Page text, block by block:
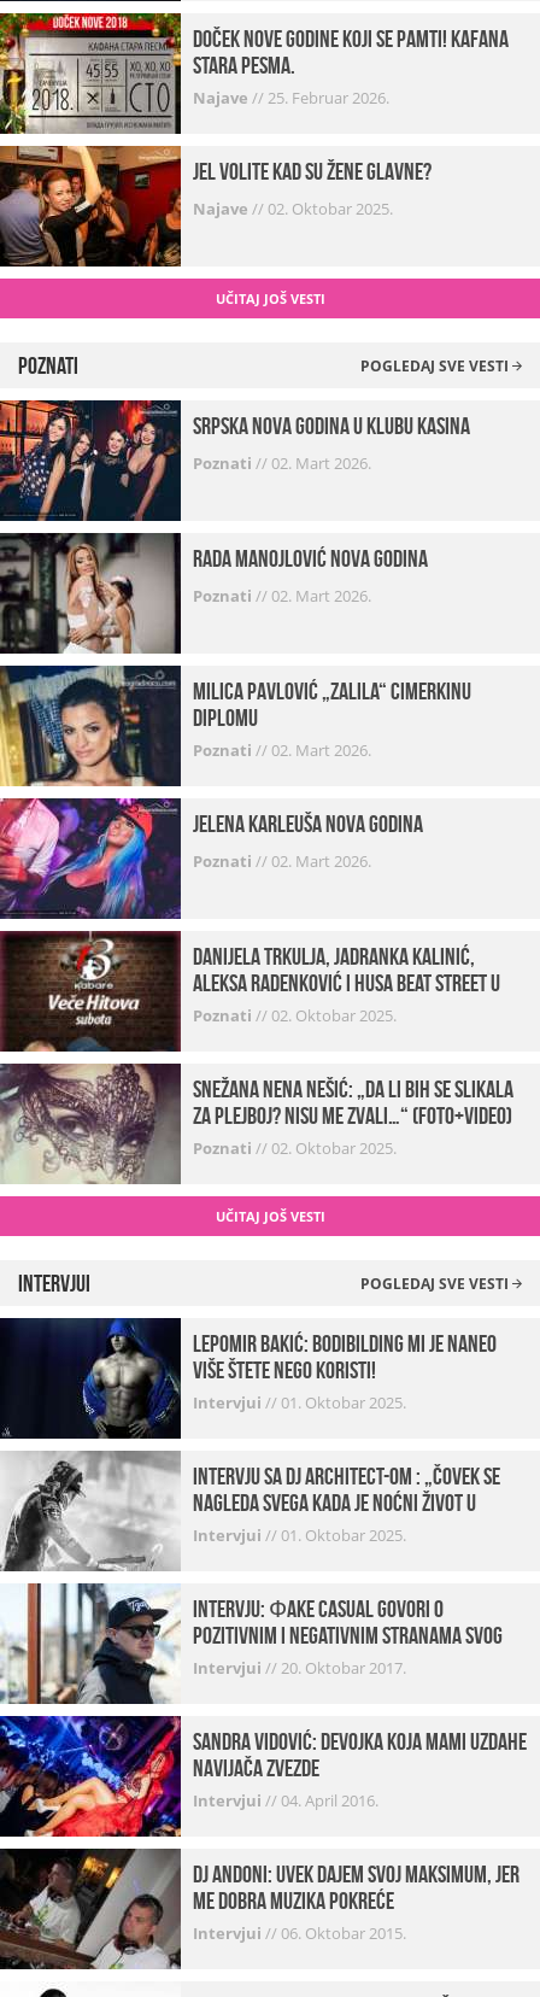
Doček Nove godine koji se pamti! Kafana
Stara pesma.
Najave //25. Februar 2026.
Jel volite kad su žene glavne?
Najave //02. Oktobar 2025.
UČITAJ JOŠ VESTI
Poznati POGLEDAJ SVE VESTI
Srpska Nova godina u klubu Kasina
Poznati //02. Mart 2026.
Rada Manojlović Nova godina
Poznati //02. Mart 2026.
Milica Pavlović „zalila“ cimerkinu
diplomu
Poznati //02. Mart 2026.
Jelena Karleuša Nova godina
Poznati //02. Mart 2026.
Danijela Trkulja, Jadranka Kalinić,
Aleksa Radenković i Husa Beat Street u
Kabareu 13
Poznati //02. Oktobar 2025.
Snežana Nena Nešić: „Da li bih se slikala
za Plejboj? Nisu me zvali…“ (FOTO+VIDEO)
Poznati //02. Oktobar 2025.
UČITAJ JOŠ VESTI
Intervjui POGLEDAJ SVE VESTI
Lepomir Bakić: Bodibilding mi je naneo
više štete nego koristi!
Intervjui //01. Oktobar 2025.
Intervju sa DJ Architect-om : „Čovek se
nagleda svega kada je noćni život u
pitanju. U klubovima najmanje vidim
Intervjui //01. Oktobar 2025.
INTERVJU: Фake Casual govori o
pozitivnim i negativnim stranama svog
posla, počecima, omiljenim mestima …
Intervjui //20. Oktobar 2017.
Sandra Vidović: devojka koja mami uzdahe
navijača Zvezde
Intervjui //04. April 2016.
Dj Andoni: Uvek dajem svoj maksimum, jer
me dobra muzika pokreće
Intervjui //06. Oktobar 2015.